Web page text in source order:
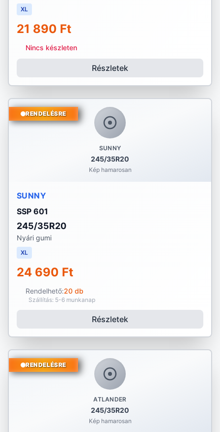
XL
21 890 Ft
Nincs készleten
Részletek
SUNNY
245/35R20
Kép hamarosan
RENDELÉSRE
SUNNY
SSP 601
245/35R20
Nyári gumi
XL
24 690 Ft
Rendelhető:20 db
Szállítás: 5-6 munkanap
Részletek
ATLANDER
245/35R20
Kép hamarosan
RENDELÉSRE